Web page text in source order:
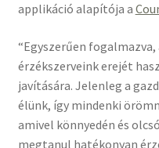
applikáció alapítója a
“Egyszerűen
érzékszerveink erejét
javítására. Jelenleg a
élünk, így mindenki
amivel könnyedén és
megtanul hatékonyan